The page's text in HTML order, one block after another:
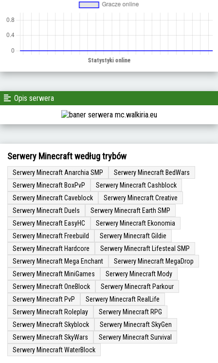
Opis serwera
Serwery Minecraft według trybów
Serwery Minecraft Anarchia SMP
Serwery Minecraft BedWars
Serwery Minecraft BoxPvP
Serwery Minecraft Cashblock
Serwery Minecraft Caveblock
Serwery Minecraft Creative
Serwery Minecraft Duels
Serwery Minecraft Earth SMP
Serwery Minecraft EasyHC
Serwery Minecraft Ekonomia
Serwery Minecraft Freebuild
Serwery Minecraft Gildie
Serwery Minecraft Hardcore
Serwery Minecraft Lifesteal SMP
Serwery Minecraft Mega Enchant
Serwery Minecraft MegaDrop
Serwery Minecraft MiniGames
Serwery Minecraft Mody
Serwery Minecraft OneBlock
Serwery Minecraft Parkour
Serwery Minecraft PvP
Serwery Minecraft RealLife
Serwery Minecraft Roleplay
Serwery Minecraft RPG
Serwery Minecraft Skyblock
Serwery Minecraft SkyGen
Serwery Minecraft SkyWars
Serwery Minecraft Survival
Serwery Minecraft WaterBlock